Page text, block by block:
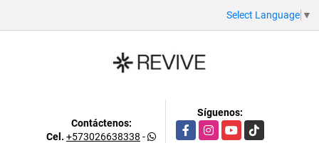
Select Language ▼
Contáctenos:
Cel. +573026638338 -
Síguenos:
FacebookInstagramYouTubeTikTok